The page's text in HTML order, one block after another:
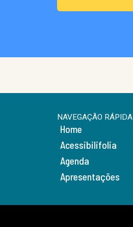
NAVEGAÇÃO RÁPIDA
Home
Acessibilifolia
Agenda
Apresentações